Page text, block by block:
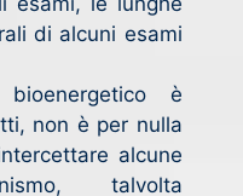
di alcuni esami
bioenergetico è
non è per nulla
alcune
talvolta